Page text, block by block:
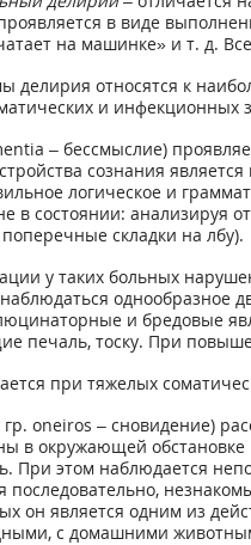
в виде
на машинке» и т. д.
относятся к
и инфекционных
– бессмыслие)
сознания
логическое и
в состоянии: анализируя
складки на лбу).
у таких больных
однообразное
и бредовые
печаль, тоску. При
при тяжелых
oneiros – сновидение)
в окружающей
При этом наблюдается
последовательно,
он является одним из
с домашними